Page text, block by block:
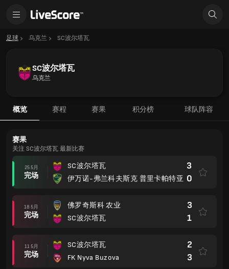
足球 乌克兰 SC波尔塔瓦
SC波尔塔瓦
乌克兰
概览 赛程 赛果 积分榜 球队阵容
赛果
关注 SC波尔塔瓦 最新比赛
25 5月
完场
SC波尔塔瓦
伊万诺-弗兰科夫斯克 普里卡帕特亚
3
0
18 5月
完场
佛罗奇斯科 农业
SC波尔塔瓦
3
1
11 5月
完场
SC波尔塔瓦
FK Nyva Buzova
2
3